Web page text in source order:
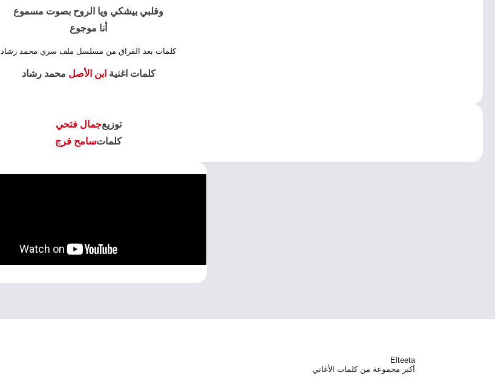
وقلبي بيشكي ويا الروح بصوت مسموع
أنا موجوع
كلمات بعد الفراق من مسلسل ملف سري محمد رشاد
كلمات اغنية ابن الأصل محمد رشاد
توزيعجمال فتحي
كلماتسامح فرج
Elteeta
أكبر مجموعة من كلمات الأغاني